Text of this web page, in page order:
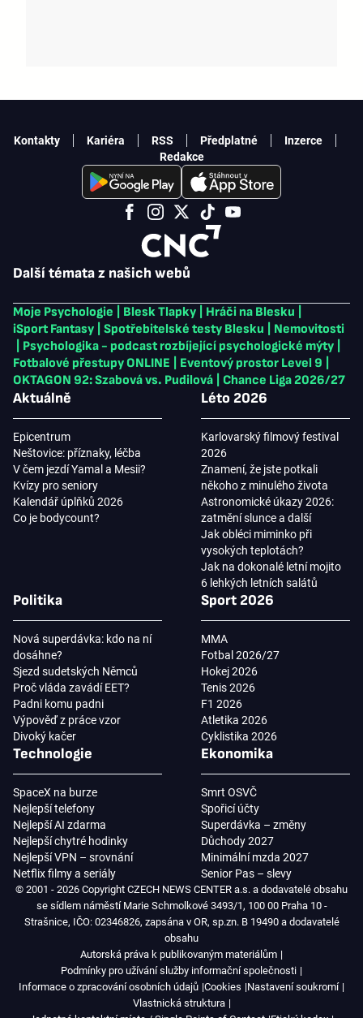
Další témata z našich webů
Moje Psychologie Blesk Tlapky Hráči na Blesku
iSport Fantasy
Spotřebitelské testy Blesku
Nemovitosti
Psychologika - podcast rozbíjející psychologické mýty
Fotbalové přestupy ONLINE
Eventový prostor Level 9
OKTAGON 92: Szabová vs. Pudilová
Chance Liga 2026/27
Aktuálně
Epicentrum
Neštovice: příznaky, léčba
V čem jezdí Yamal a Mesii?
Kvízy pro seniory
Kalendář úplňků 2026
Co je bodycount?
Léto 2026
Karlovarský filmový festival
2026
Znamení, že jste potkali
někoho z minulého života
Astronomické úkazy 2026:
zatmění slunce a další
Jak obléci miminko při
vysokých teplotách?
Jak na dokonalé letní mojito
6 lehkých letních salátů
Politika
Nová superdávka: kdo na ní
dosáhne?
Sjezd sudetských Němců
Proč vláda zavádí EET?
Padni komu padni
Výpověď z práce vzor
Divoký kačer
Sport 2026
MMA
Fotbal 2026/27
Hokej 2026
Tenis 2026
F1 2026
Atletika 2026
Cyklistika 2026
Technologie
SpaceX na burze
Nejlepší telefony
Nejlepší AI zdarma
Nejlepší chytré hodinky
Nejlepší VPN – srovnání
Netflix filmy a seriály
Ekonomika
Smrt OSVČ
Spořicí účty
Superdávka – změny
Důchody 2027
Minimální mzda 2027
Senior Pas – slevy
Kontakty Kariéra RSS Předplatné
Inzerce
Redakce
© 2001 - 2026 Copyright CZECH NEWS CENTER a.s. a dodavatelé obsahu
se sídlem náměstí Marie Schmolkové 3493/1, 100 00 Praha 10 -
Strašnice, IČO: 02346826, zapsána v OR, sp.zn. B 19490 a dodavatelé
obsahu
Autorská práva k publikovaným materiálům
Podmínky pro užívání služby informační společnosti
Informace o zpracování osobních údajů Cookies Nastavení soukromí
Vlastnická struktura